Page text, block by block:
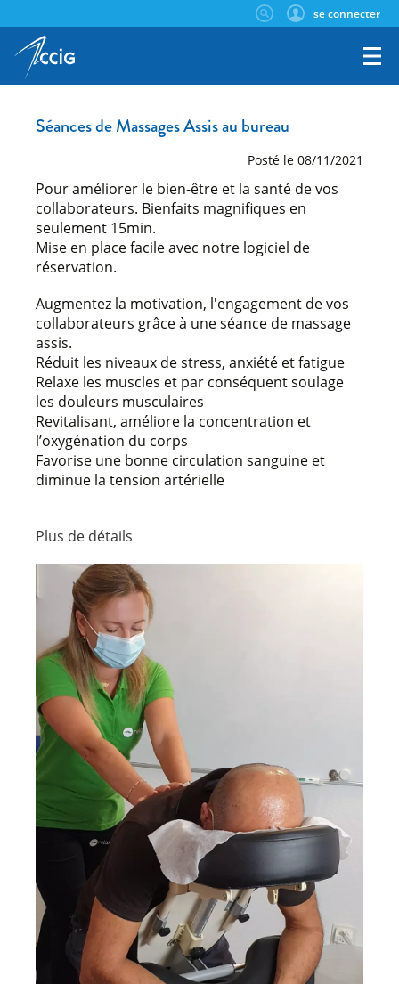
se connecter
Séances de Massages Assis au bureau
Posté le 08/11/2021
Pour améliorer le bien-être et la santé de vos
collaborateurs. Bienfaits magnifiques en
seulement 15min.
Mise en place facile avec notre logiciel de
Augmentez la motivation, l'engagement de vos
collaborateurs grâce à une séance de massage
assis.
Réduit les niveaux de stress, anxiété et fatigue
Relaxe les muscles et par conséquent soulage
les douleurs musculaires
Revitalisant, améliore la concentration et
l’oxygénation du corps
Favorise une bonne circulation sanguine et
diminue la tension artérielle
Plus de détails